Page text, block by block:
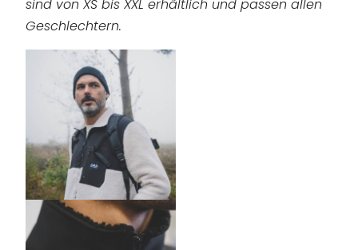
sind von XS bis XXL erhältlich und passen allen
Geschlechtern.